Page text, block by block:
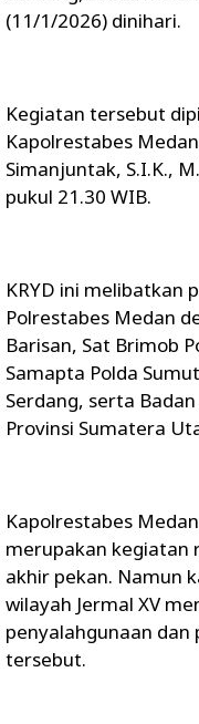
(11/1/2026) dinihari.
Kegiatan tersebut
Kapolrestabes
Simanjuntak, S.I.K.,
pukul 21.30 WIB.
KRYD ini melibatkan
Polrestabes Medan
Barisan, Sat Brimob
Samapta Polda
Serdang, serta
Provinsi Sumatera
Kapolrestabes
merupakan kegiatan
akhir pekan. Namun
wilayah Jermal XV
penyalahgunaan
tersebut.